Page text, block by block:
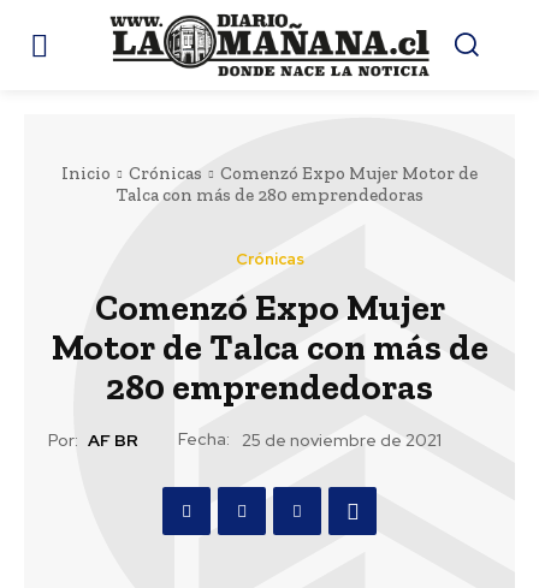
Inicio Crónicas
Comenzó Expo Mujer Motor de
Talca con más de 280 emprendedoras
Crónicas
Comenzó Expo Mujer
Motor de Talca con más de
280 emprendedoras
Por: AF BR Fecha: 25 de noviembre de 2021